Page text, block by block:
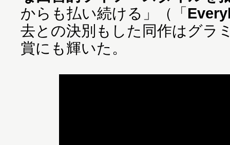
からも払い続ける」（「
去との決別もした同作はグラ
賞にも輝いた。